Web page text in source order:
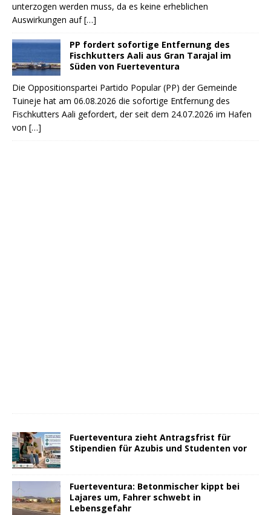
unterzogen werden muss, da es keine erheblichen
Auswirkungen auf[…]
PP fordert sofortige Entfernung des
Fischkutters Aali aus Gran Tarajal im
Süden von Fuerteventura
Die Oppositionspartei Partido Popular (PP) der Gemeinde
Tuineje hat am 06.08.2026 die sofortige Entfernung des
Fischkutters Aali gefordert, der seit dem 24.07.2026 im Hafen
von […]
Fuerteventura zieht Antragsfrist für
Stipendien für Azubis und Studenten vor
Fuerteventura: Betonmischer kippt bei
Lajares um, Fahrer schwebt in
Lebensgefahr